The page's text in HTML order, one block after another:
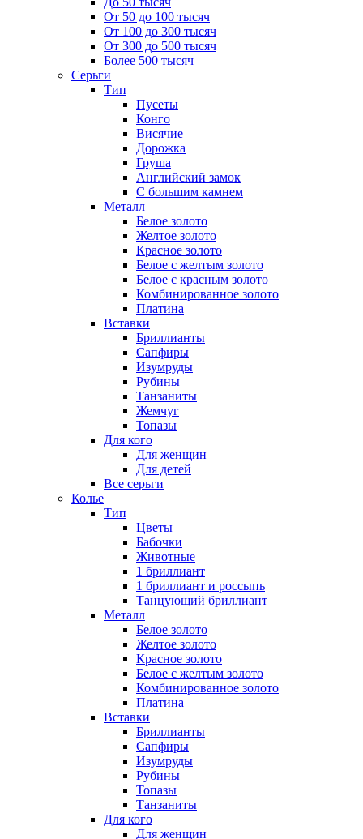
От 50 до 100 тысяч
От 100 до 300 тысяч
От 300 до 500 тысяч
Более 500 тысяч
Серьги
Тип
Пусеты
Конго
Висячие
Дорожка
Груша
Английский замок
С большим камнем
Металл
Белое золото
Желтое золото
Красное золото
Белое с желтым золото
Белое с красным золото
Комбинированное золото
Платина
Вставки
Бриллианты
Сапфиры
Изумруды
Рубины
Танзаниты
Жемчуг
Топазы
Для кого
Для женщин
Для детей
Все серьги
Колье
Тип
Цветы
Бабочки
Животные
1 бриллиант
1 бриллиант и россыпь
Танцующий бриллиант
Металл
Белое золото
Желтое золото
Красное золото
Белое с желтым золото
Комбинированное золото
Платина
Вставки
Бриллианты
Сапфиры
Изумруды
Рубины
Топазы
Танзаниты
Для кого
Для женщин